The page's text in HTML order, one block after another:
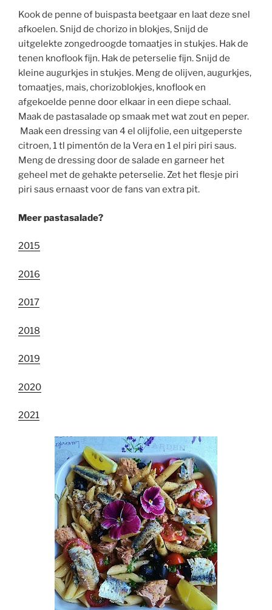
Kook de penne of buispasta beetgaar en laat deze snel
afkoelen. Snijd de chorizo in blokjes, Snijd de
uitgelekte zongedroogde tomaatjes in stukjes. Hak de
tenen knoflook fijn. Hak de peterselie fijn. Snijd de
kleine augurkjes in stukjes. Meng de olijven, augurkjes,
tomaatjes, mais, chorizoblokjes, knoflook en
afgekoelde penne door elkaar in een diepe schaal.
Maak de pastasalade op smaak met wat zout en peper.
Maak een dressing van 4 el olijfolie, een uitgeperste
citroen, 1 tl pimentón de la Vera en 1 el piri piri saus.
Meng de dressing door de salade en garneer het
geheel met de gehakte peterselie. Zet het flesje piri
piri saus ernaast voor de fans van extra pit.
Meer pastasalade?
2015
2016
2017
2018
2019
2020
2021